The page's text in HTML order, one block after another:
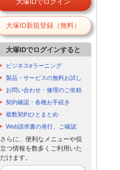
大塚IDでログイン
大塚ID新規登録（無料）
大塚IDでログインすると
ビジネスeラーニング
製品・サービスの無料お試し
お問い合わせ・修理のご依頼
契約確認・各種お手続き
複数契約ひとまとめ
Web請求書の発行、ご確認
さらに、便利なメニューや役
立つ情報を数多くご利用いた
だけます。